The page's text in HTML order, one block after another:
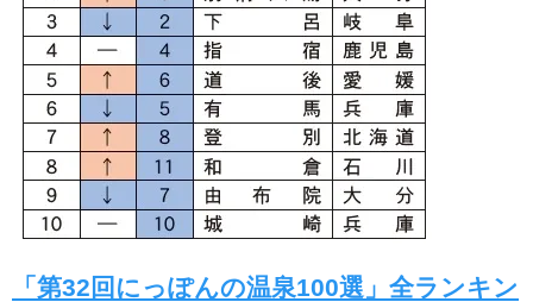
「第32回にっぽんの温泉100選」全ランキン